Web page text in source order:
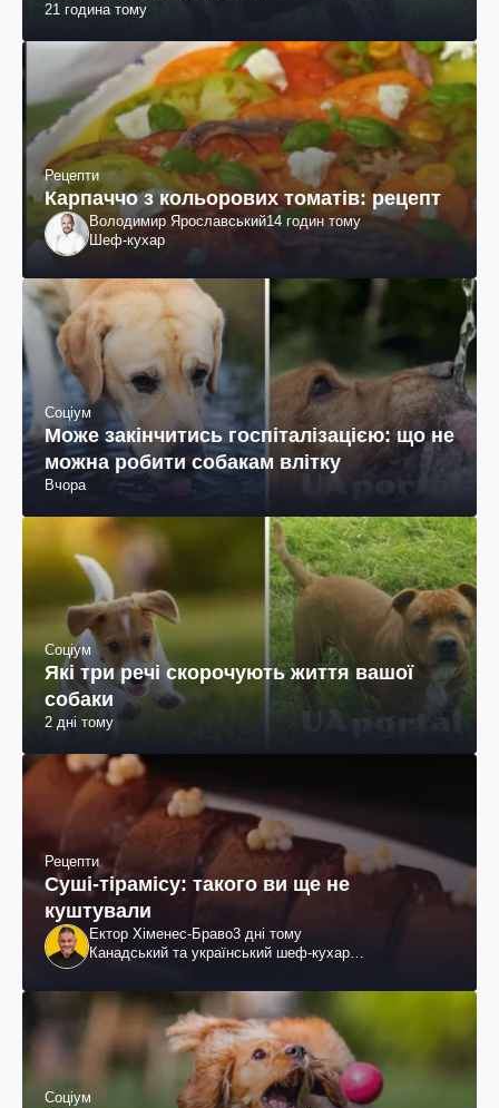
21 година тому
Рецепти
Карпаччо з кольорових томатів: рецепт
Володимир Ярославський14 годин тому
Шеф-кухар
Соціум
Може закінчитись госпіталізацією: що не
можна робити собакам влітку
Вчора
Соціум
Які три речі скорочують життя вашої
собаки
2 дні тому
Рецепти
Суші-тірамісу: такого ви ще не
куштували
Ектор Хіменес-Браво3 дні тому
Канадський та український шеф-кухар
Соціум